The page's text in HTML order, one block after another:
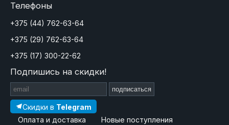
Телефоны
+375 (44) 762-63-64
+375 (29) 762-63-64
+375 (17) 300-22-62
Подпишись на скидки!
подписаться
Скидки в Telegram
Оплата и доставка
Новые поступления